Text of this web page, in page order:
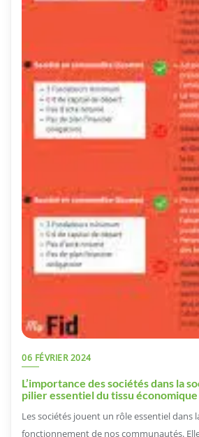
06 FÉVRIER 2024
L’importance des sociétés dans la
pilier essentiel du tissu
Les sociétés jouent un rôle essentiel dans
fonctionnement de nos communautés.